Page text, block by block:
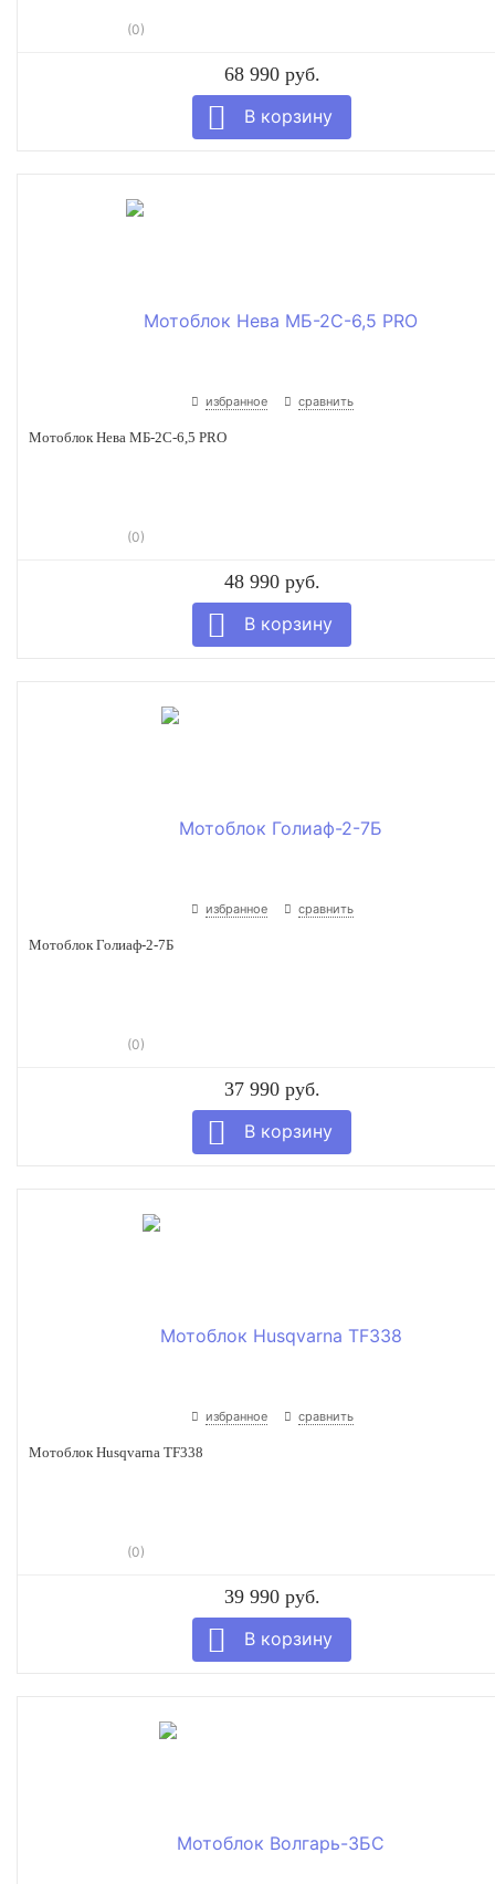
(0)
68 990 руб.
избранное сравнить
Мотоблок Нева МБ-2С-6,5 PRO
(0)
48 990 руб.
избранное сравнить
Мотоблок Голиаф-2-7Б
(0)
37 990 руб.
избранное сравнить
Мотоблок Husqvarna TF338
(0)
39 990 руб.